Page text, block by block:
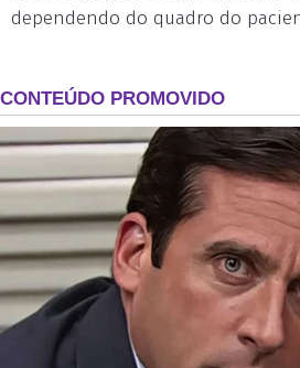
dependendo do quadro do